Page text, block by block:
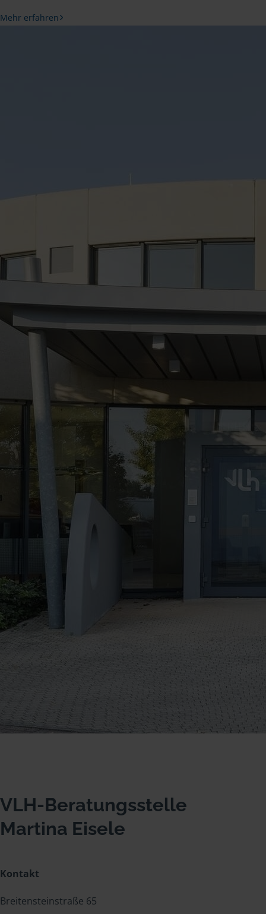
Mehr erfahren
VLH-Beratungsstelle
Martina Eisele
Kontakt
Breitensteinstraße 65